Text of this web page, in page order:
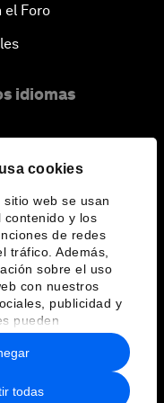
cookies
web se usan
contenido y los
de redes
tráfico. Además,
sobre el uso
con nuestros
publicidad y
pueden
información que les
que hayan
uso que haya
todas
el Foro
idiomas